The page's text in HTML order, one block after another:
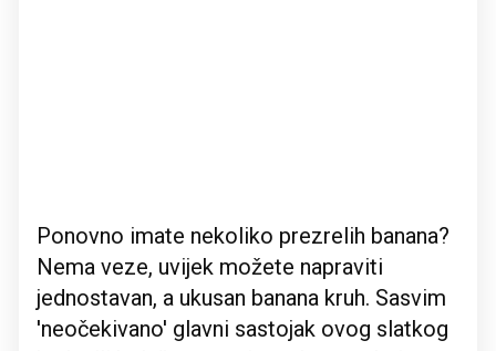
Ponovno imate nekoliko prezrelih banana?
Nema veze, uvijek možete napraviti
jednostavan, a ukusan banana kruh. Sasvim
'neočekivano' glavni sastojak ovog slatkog